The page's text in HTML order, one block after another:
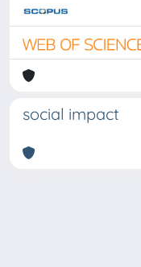
social impact